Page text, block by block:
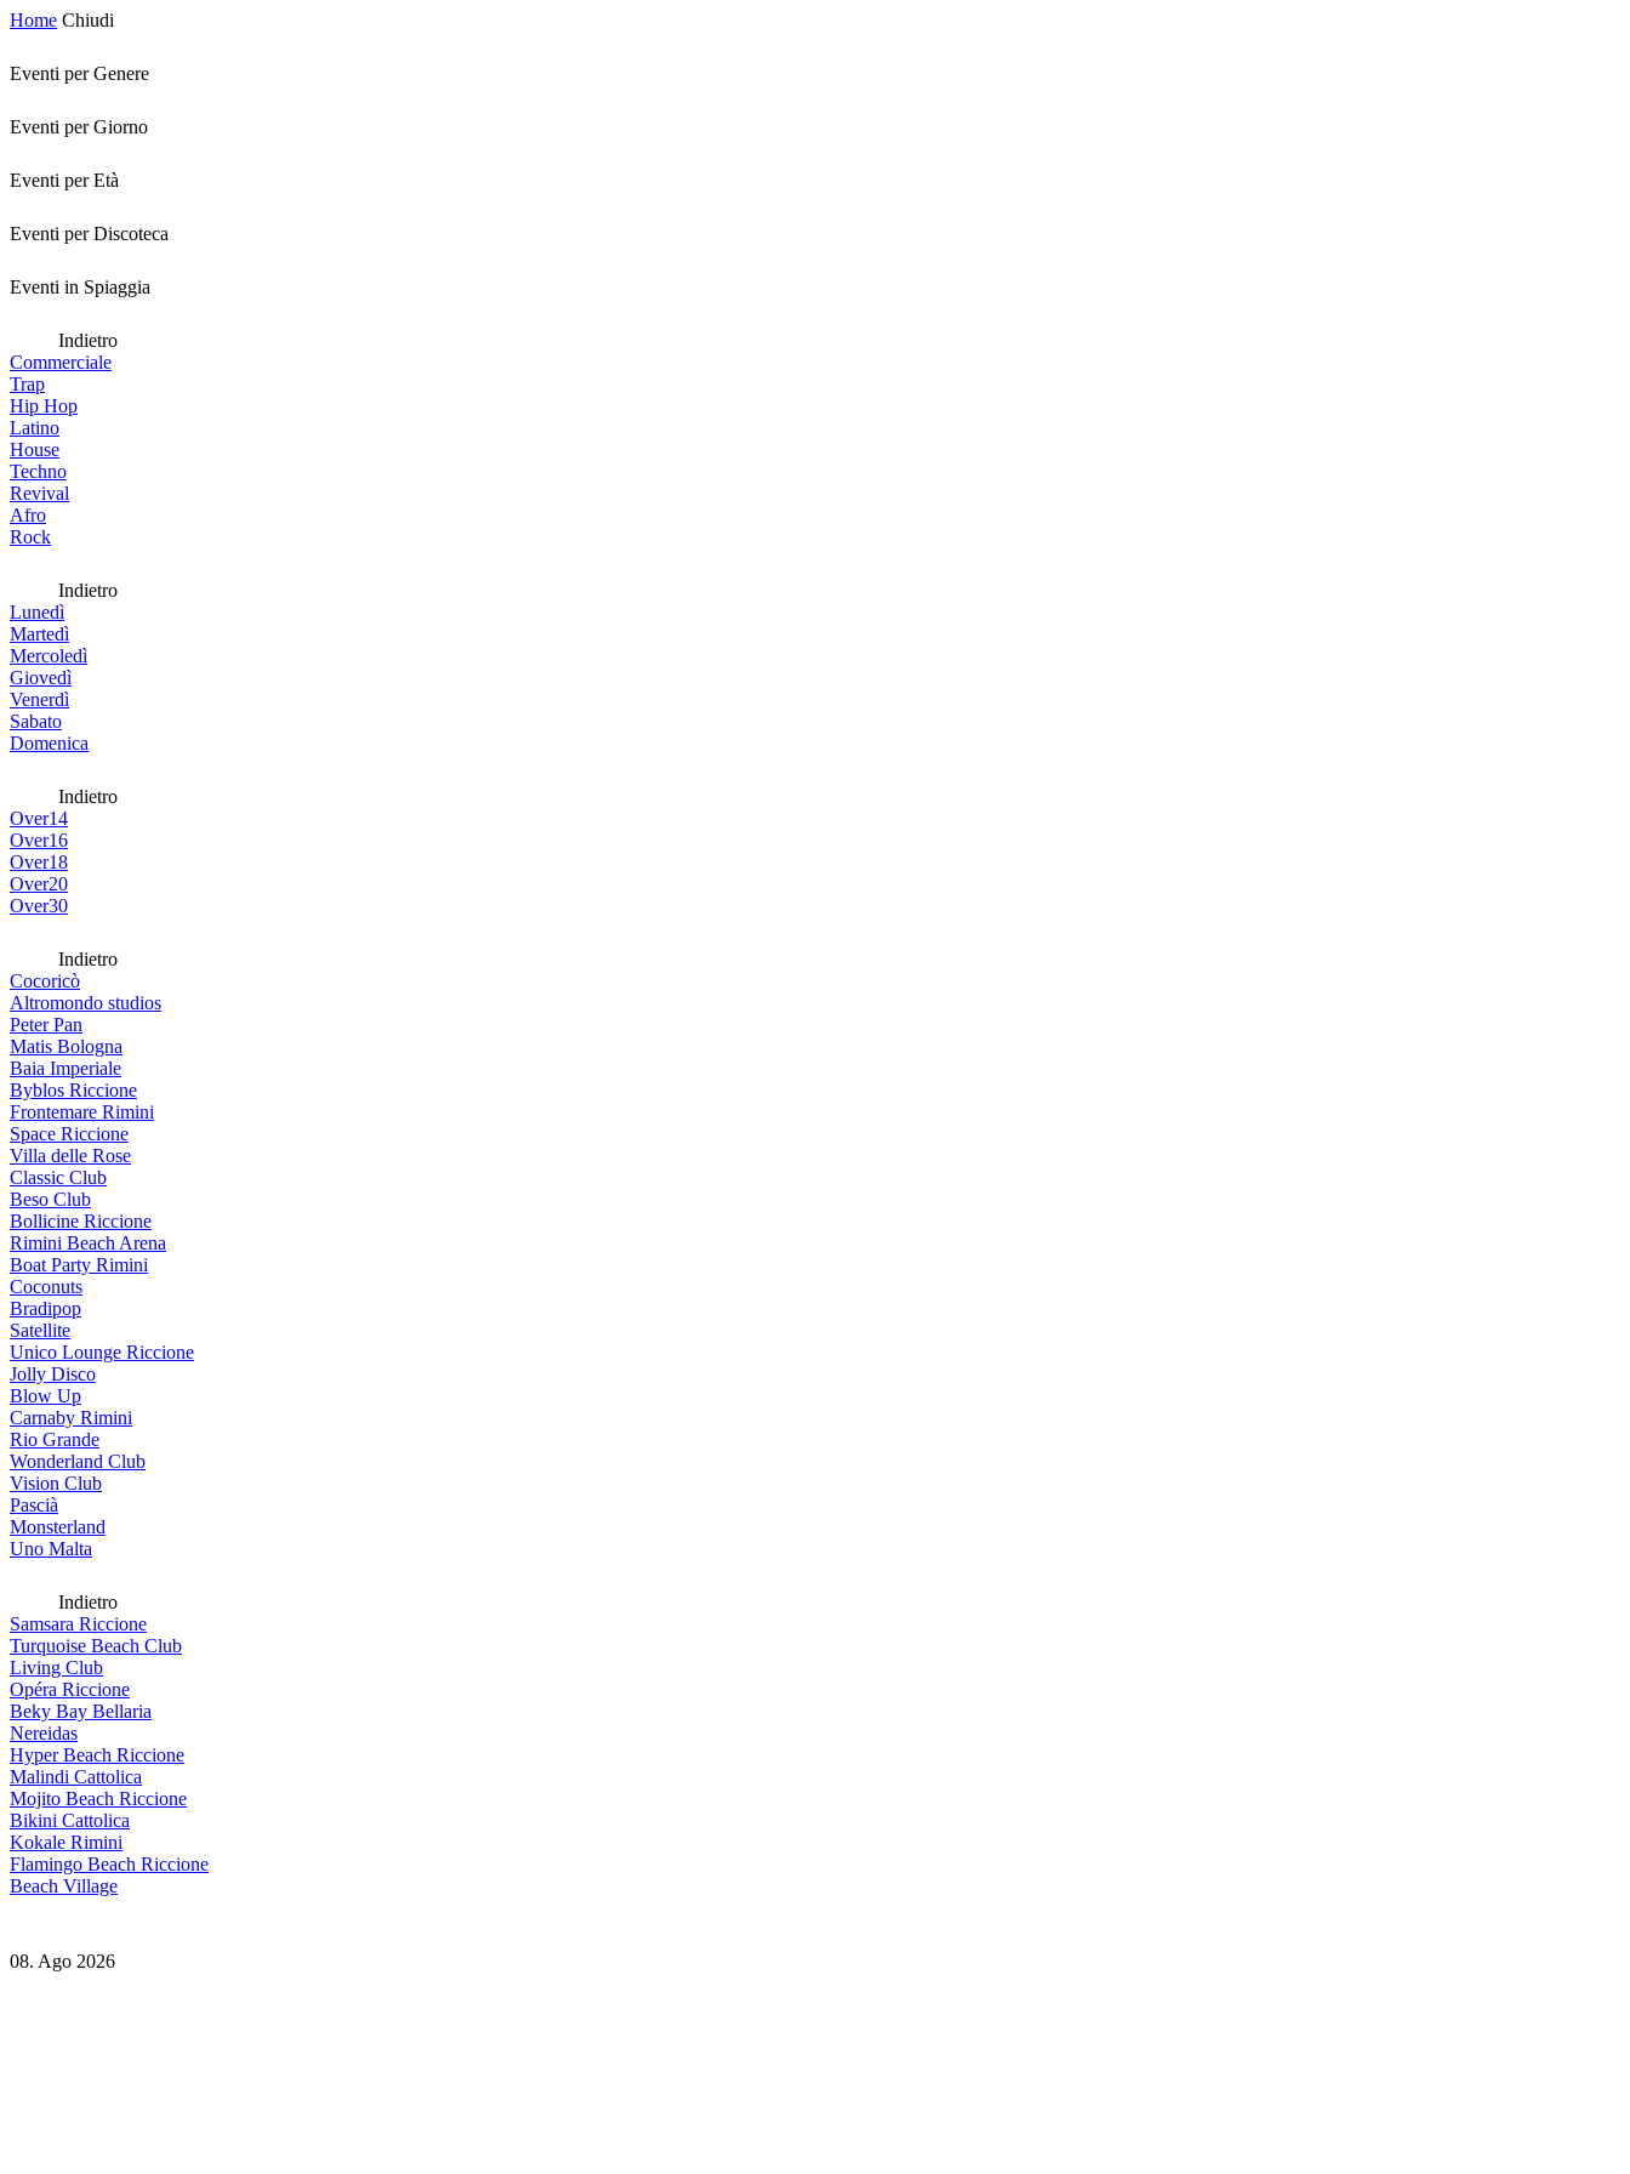
Home Chiudi
Eventi per Genere
Eventi per Giorno
Eventi per Età
Eventi per Discoteca
Eventi in Spiaggia
Indietro
Commerciale
Trap
Hip Hop
Latino
House
Techno
Revival
Afro
Rock
Indietro
Lunedì
Martedì
Mercoledì
Giovedì
Venerdì
Sabato
Domenica
Indietro
Over14
Over16
Over18
Over20
Over30
Indietro
Cocoricò
Altromondo studios
Peter Pan
Matis Bologna
Baia Imperiale
Byblos Riccione
Frontemare Rimini
Space Riccione
Villa delle Rose
Classic Club
Beso Club
Bollicine Riccione
Rimini Beach Arena
Boat Party Rimini
Coconuts
Bradipop
Satellite
Unico Lounge Riccione
Jolly Disco
Blow Up
Carnaby Rimini
Rio Grande
Wonderland Club
Vision Club
Pascià
Monsterland
Uno Malta
Indietro
Samsara Riccione
Turquoise Beach Club
Living Club
Opéra Riccione
Beky Bay Bellaria
Nereidas
Hyper Beach Riccione
Malindi Cattolica
Mojito Beach Riccione
Bikini Cattolica
Kokale Rimini
Flamingo Beach Riccione
Beach Village
08. Ago 2026